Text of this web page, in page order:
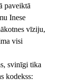
paveiktā
Inese
vīziju,
visi
svinīgi tika
kodekss: